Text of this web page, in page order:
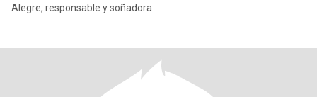
Alegre, responsable y soñadora